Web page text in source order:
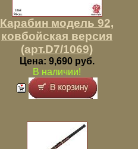
Карабин модель 92,
ковбойская версия
(арт.D7/1069)
Цена: 9,690 руб.
В наличии!